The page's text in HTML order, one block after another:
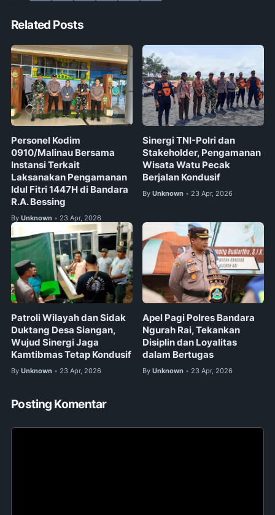
Related Posts
Personel Kodim
0910/Malinau Bersama
Instansi Terkait
Laksanakan Pengamanan
Idul Fitri 1447H di Bandara
R.A. Bessing
By Unknown • 23 Apr, 2026
Sinergi TNI-Polri dan
Stakeholder, Pengamanan
Wisata Watu Pecak
Berjalan Kondusif
By Unknown • 23 Apr, 2026
Patroli Wilayah dan Sidak
Duktang Desa Siangan,
Wujud Sinergi Jaga
Kamtibmas Tetap Kondusif
By Unknown • 23 Apr, 2026
Apel Pagi Polres Bandara
Ngurah Rai, Tekankan
Disiplin dan Loyalitas
dalam Bertugas
By Unknown • 23 Apr, 2026
Posting Komentar